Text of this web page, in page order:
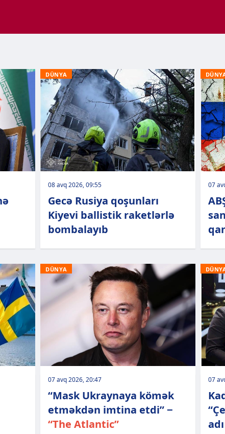
DÜNYA
08 avq 2026, 09:55
Gecə Rusiya qoşunları
Kiyevi ballistik raketlərlə
bombalayıb
07
DÜNYA
07 avq 2026, 20:47
“Mask Ukraynaya kömək
etməkdən imtina etdi” −
“The Atlantic”
07